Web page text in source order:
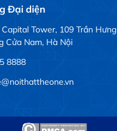
Đại diện
Tower, 109 Trần Hưng
Cửa Nam, Hà Nội
8888